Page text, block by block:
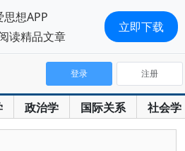
政治学 国际关系 社会学
登录 注册
思想APP
读精品文章
立即下载